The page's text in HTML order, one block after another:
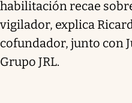
habilitación recae
vigilador, explica
cofundador, junto con
Grupo JRL.